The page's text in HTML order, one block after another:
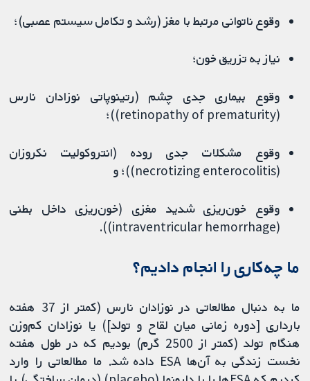
وقوع ناتوانی مرتبط با مغز (رشد و تکامل سیستم عصبی)؛
نیاز به تزریق خون؛
وقوع بیماری جدی چشم (رتینوپاتی نوزادان نارس
(retinopathy of prematurity))؛
وقوع مشکلات جدی روده (انتروکولیت نکروزان
(necrotizing enterocolitis))؛ و
وقوع خون‌ریزی شدید مغزی (خون‌ریزی داخل بطنی
(intraventricular hemorrhage)).
ما چه‌کاری را انجام دادیم؟
ما به دنبال مطالعاتی در نوزادان نارس (کمتر از 37 هفته
بارداری [دوره زمانی میان لقاح و تولد]) یا نوزادان کم‌وزن
هنگام تولد (کمتر از 2500 گرم) بودیم که در طول هفته
نخست زندگی به آن‌ها ESA داده شد. ما مطالعاتی را وارد